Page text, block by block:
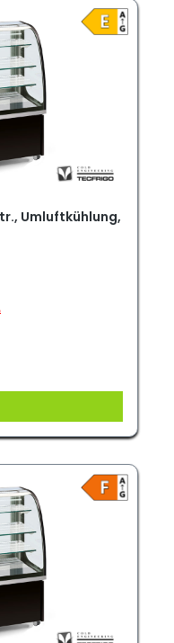
Umluftkühlung,